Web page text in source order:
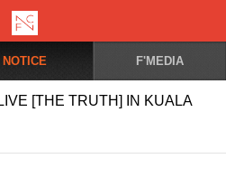
NOTICE F'MEDIA
[THE TRUTH] IN KUALA